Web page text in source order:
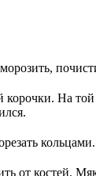
корочки. На
кольцами.
от костей.